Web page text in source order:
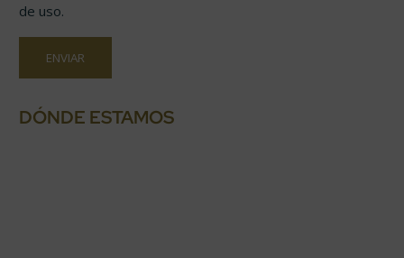
de uso.
DÓNDE ESTAMOS